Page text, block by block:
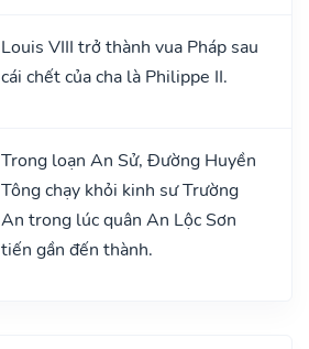
Louis VIII trở thành vua Pháp sau
cái chết của cha là Philippe II.
Trong loạn An Sử, Đường Huyền
Tông chạy khỏi kinh sư Trường
An trong lúc quân An Lộc Sơn
tiến gần đến thành.